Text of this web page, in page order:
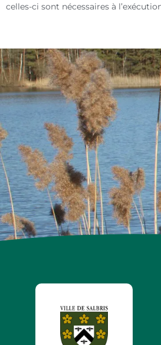
celles-ci sont nécessaires à